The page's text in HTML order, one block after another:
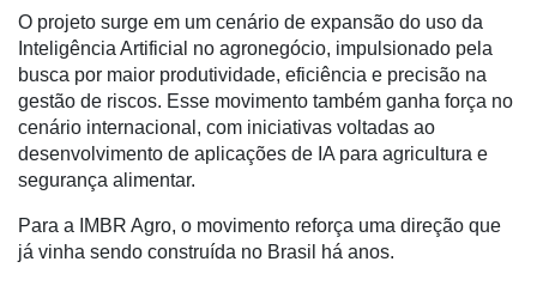
Conectividade
Dados
e
Análise
E-
Informatização
O projeto surge em um cenário de expansão do uso da
Inteligência Artificial no agronegócio, impulsionado pela
busca por maior produtividade, eficiência e precisão na
gestão de riscos. Esse movimento também ganha força no
cenário internacional, com iniciativas voltadas ao
desenvolvimento de aplicações de IA para agricultura e
segurança alimentar.
Para a IMBR Agro, o movimento reforça uma direção que
já vinha sendo construída no Brasil há anos.